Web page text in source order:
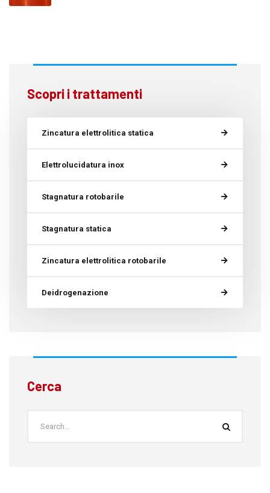
Scopri i trattamenti
Zincatura elettrolitica statica
Elettrolucidatura inox
Stagnatura rotobarile
Stagnatura statica
Zincatura elettrolitica rotobarile
Deidrogenazione
Cerca